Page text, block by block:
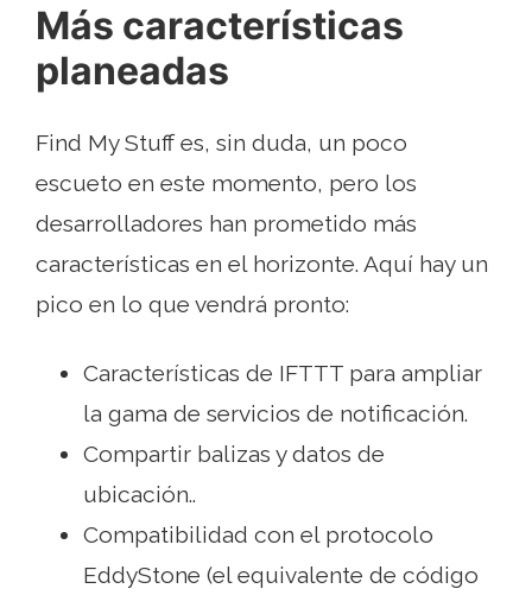
Más características
planeadas
Find My Stuff es, sin duda, un poco
escueto en este momento, pero los
desarrolladores han prometido más
características en el horizonte. Aquí hay un
pico en lo que vendrá pronto:
Características de IFTTT para ampliar
la gama de servicios de notificación.
Compartir balizas y datos de
ubicación..
Compatibilidad con el protocolo
EddyStone (el equivalente de código